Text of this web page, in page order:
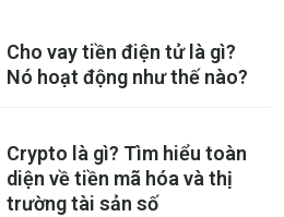
Cho vay tiền điện tử là gì?
Nó hoạt động như thế nào?
Crypto là gì? Tìm hiểu toàn
diện về tiền mã hóa và thị
trường tài sản số